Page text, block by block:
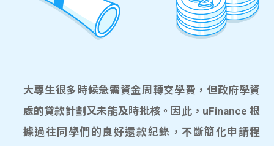
大專生很多時候急需資金周轉交學費，但政府學資
處的貸款計劃又未能及時批核。因此，uFinance 根
據過往同學們的良好還款紀錄，不斷簡化申請程